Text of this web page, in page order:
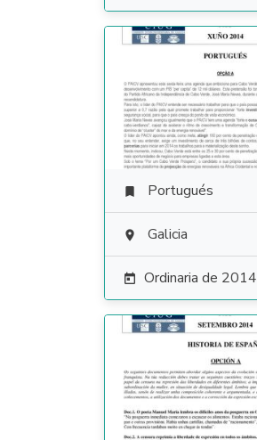
 Portugués
 Galicia
 Ordinaria de 2014